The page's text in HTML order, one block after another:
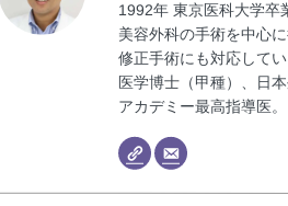
1992年 東京医科大学卒
美容外科の手術を中心
修正手術にも対応して
医学博士（甲種）、日
アカデミー最高指導医。